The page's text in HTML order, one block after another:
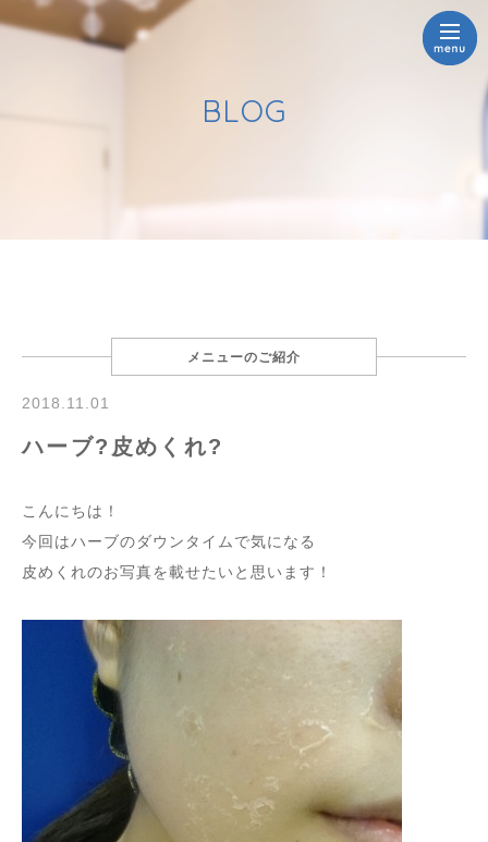
BLOG
メニューのご紹介
2018.11.01
ハーブ?皮めくれ?
こんにちは！
今回はハーブのダウンタイムで気になる
皮めくれのお写真を載せたいと思います！